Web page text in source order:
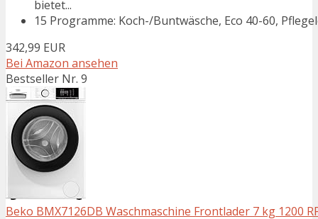
bietet...
15 Programme: Koch-/Buntwäsche, Eco 40-60,
342,99 EUR
Bei Amazon ansehen
Bestseller Nr. 9
Beko BMX7126DB Waschmaschine Frontlader 7 kg 1200